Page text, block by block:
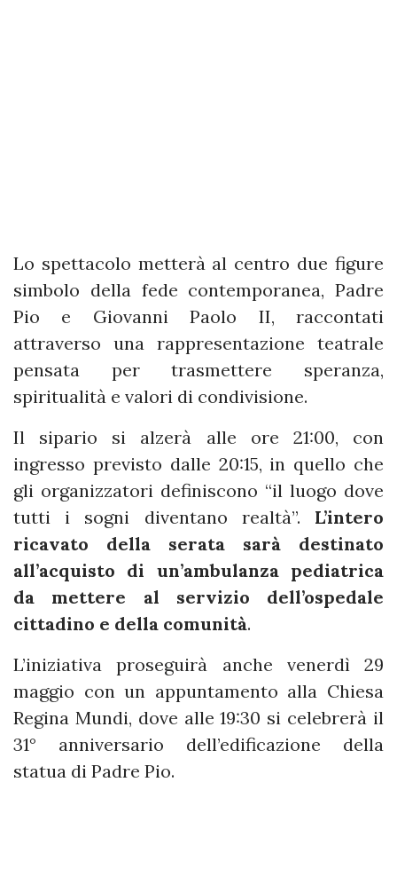
Lo spettacolo metterà al centro due figure
simbolo della fede contemporanea, Padre
Pio e Giovanni Paolo II, raccontati
attraverso una rappresentazione teatrale
pensata per trasmettere speranza,
spiritualità e valori di condivisione.
Il sipario si alzerà alle ore 21:00, con
ingresso previsto dalle 20:15, in quello che
gli organizzatori definiscono “il luogo dove
tutti i sogni diventano realtà”. L’intero
ricavato della serata sarà destinato
all’acquisto di un’ambulanza pediatrica
da mettere al servizio dell’ospedale
cittadino e della comunità.
L’iniziativa proseguirà anche venerdì 29
maggio con un appuntamento alla Chiesa
Regina Mundi, dove alle 19:30 si celebrerà il
31° anniversario dell’edificazione della
statua di Padre Pio.